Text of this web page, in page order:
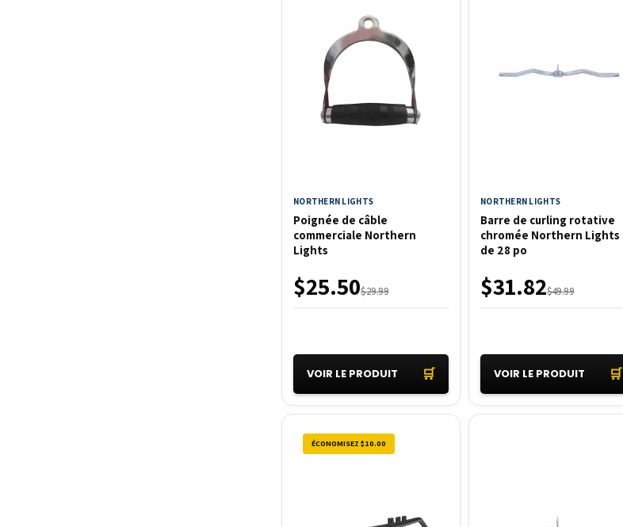
NORTHERN LIGHTS
Poignée de câble
commerciale Northern
Lights
$29.99
$25.50
VOIR LE PRODUIT 🛒
NORTHERN LIGHTS
Barre de curling rotative
chromée Northern Lights
de 28 po
$49.99
$31.82
VOIR LE PRODUIT 🛒
ÉCONOMISEZ $10.00